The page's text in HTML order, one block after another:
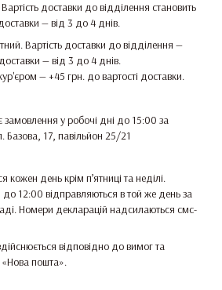
доставки до відділення становить
— від 3 до 4 днів.
Вартість доставки до відділення —
— від 3 до 4 днів.
— +45 грн. до вартості доставки.
замовлення у робочі дні до 15:00 за
17, павільйон 25/21
кожен день крім п’ятниці та неділі.
12:00 відправляються в той же день за
Номери декларацій надсилаються смс-
відповідно до вимог та
«Нова пошта».